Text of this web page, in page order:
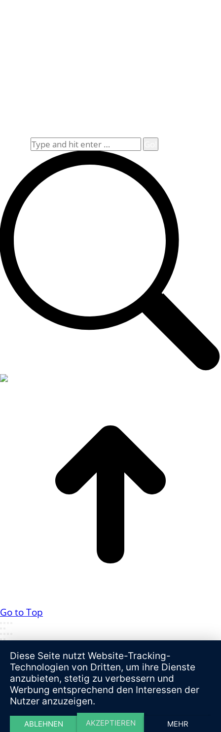
Go to Top
Diese Seite nutzt Website-Tracking-
Technologien von Dritten, um ihre Dienste
anzubieten, stetig zu verbessern und
Werbung entsprechend den Interessen der
Nutzer anzuzeigen.
ABLEHNEN AKZEPTIEREN MEHR